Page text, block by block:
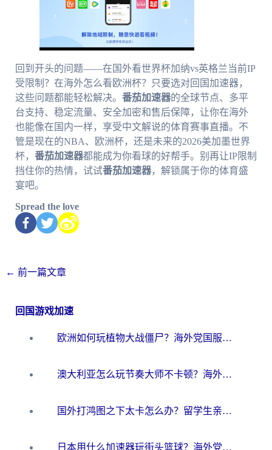
回到开头的问题——在国外看世界杯加纳vs英格兰当前IP
受限制？在海外怎么看欧洲杯？只要选对回国加速器，
这些问题都能轻松解决。 番茄加速器的全球节点、多平
台支持、稳定流量、安全加密和售后保障，让你在海外
也能像在国内一样，享受中文解说的体育赛事直播。不
管是现在的NBA、欧洲杯，还是未来的2026美加墨世界
杯， 番茄加速器都能成为你看球的好帮手。别再让IP限制
挡住你的热情，试试番茄加速器，解锁属于你的体育盛
宴吧。
Spread the love
← 前一篇文章
回国游戏加速
欧洲如何玩植物大战僵尸？海外党国服游戏加速避坑指南（附实测对比）
澳大利亚怎么玩节奏大师不卡顿？海外党国服游戏加速终极指南
国外打鸿图之下太卡怎么办？留学生亲测有效的国服游戏加速方案
日本用什么加速器玩街头篮球？海外党国服游戏不卡顿的终极攻略